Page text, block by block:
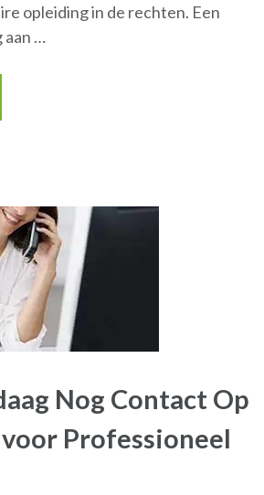
opleiding in de rechten. Een
aan …
Nog Contact Op
Professioneel